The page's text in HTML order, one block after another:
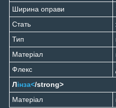
Ширина оправи
Стать
Тип
Матеріал
Флекс
Лінза</strong>
Матеріал